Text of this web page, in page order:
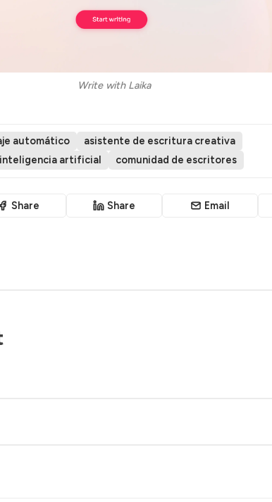
Write with Laika
automático
asistente de escritura creativa
artificial
comunidad de escritores
Share Share Email